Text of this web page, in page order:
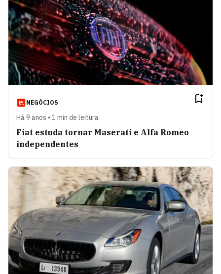
NEGÓCIOS
Há 9 anos • 1 min de leitura
Fiat estuda tornar Maserati e Alfa Romeo
independentes